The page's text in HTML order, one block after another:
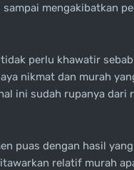
sampai mengakibatkan
perlu khawatir
nikmat dan murah
ini sudah rupanya dari
puas dengan hasil
relatif murah